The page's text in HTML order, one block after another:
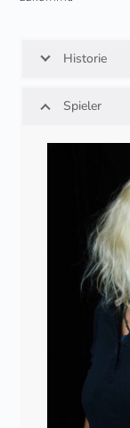
Historie
Spieler